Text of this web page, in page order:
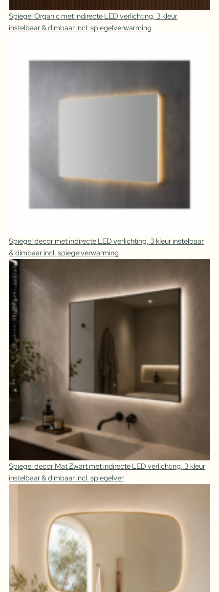
Spiegel Organic met indirecte LED verlichting, 3 kleur
instelbaar & dimbaar incl. spiegelverwarming
Spiegel decor met indirecte LED verlichting, 3 kleur instelbaar
& dimbaar incl. spiegelverwarming
Spiegel decor Mat Zwart met indirecte LED verlichting, 3 kleur
instelbaar & dimbaar incl. spiegelver